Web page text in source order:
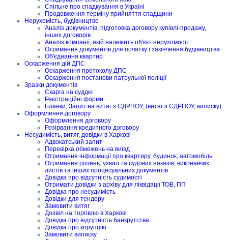
Спільне про спадкування в Україні
Продовження терміну прийняття спадщини
Нерухомість, будівництво
Аналіз документів, підготовка договору купівлі-продажу,
інших договорів
Аналіз компанії, якій належить об'єкт нерухомості
Отримання документів для початку і закінчення будівництва
Об'єднання квартир
Оскарження дій ДПС
Оскарження протоколу ДПС
Оскарження постанови патрульної поліції
Зразки документів
Скарга на суддю
Реєстраційні форми
Бланки, Запит на витяг з ЄДРПОУ, (витяг з ЄДРПОУ, виписку)
Оформлення договору
Оформлення договору
Розірвання кредитного договору
Несудимість, витяг, довідки в Харкові
Адвокатський запит
Перевірка обмежень на виїзд
Отримання інформації про квартиру, будинок, автомобіль
Отримання рішень, ухвал та судових наказів, виконавчих
листів та інших процесуальних документів
Довідка про відсутність судимості
Отримати довідки з архіву для ліквідації ТОВ, ПП
Довідка про несудимість
Довідки для тендеру
Замовити витяг
Дозвіл на торгівлю в Харкові
Довідка про відсутність банкрутства
Довідка про корупцію
Замовити виписку